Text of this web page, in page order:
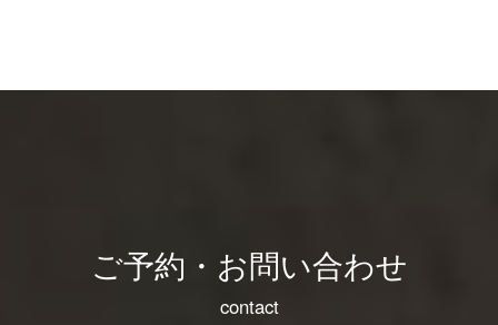
ご予約・お問い合わせ
contact